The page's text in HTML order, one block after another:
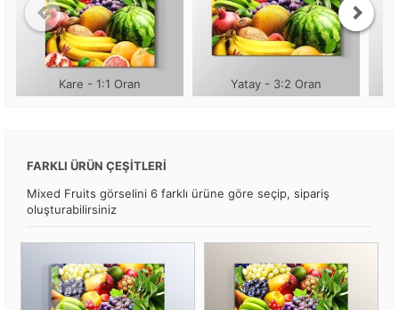
Kare - 1:1 Oran Yatay - 3:2 Oran
FARKLI ÜRÜN ÇEŞİTLERİ
Mixed Fruits görselini 6 farklı ürüne göre seçip, sipariş
oluşturabilirsiniz